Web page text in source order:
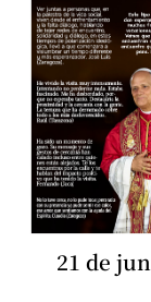
21 de